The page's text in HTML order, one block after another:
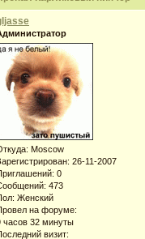
Moscow
: 26-11-2007
0
473
Женский
на форуме:
часов 32 минуты
визит: